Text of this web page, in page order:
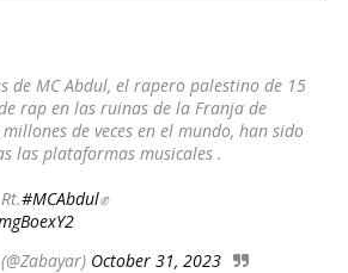
de MC Abdul, el rapero palestino de 15
rap en las ruinas de la Franja de
de veces en el mundo, han sido
las plataformas musicales .
#MCAbdul✊
October 31, 2023